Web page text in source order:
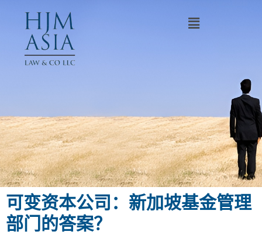
可变资本公司：新加坡基金管理
部门的答案？